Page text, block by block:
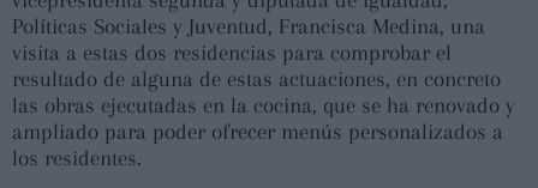
Políticas Sociales y Juventud, Francisca Medina, una
visita a estas dos residencias para comprobar el
resultado de alguna de estas actuaciones, en concreto
las obras ejecutadas en la cocina, que se ha renovado y
ampliado para poder ofrecer menús personalizados a
los residentes.